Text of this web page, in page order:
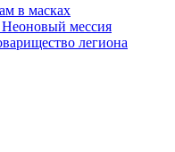
в масках
мессия
легиона